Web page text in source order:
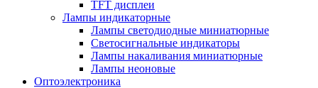
TFT дисплеи
Лампы индикаторные
Лампы светодиодные миниатюрные
Светосигнальные индикаторы
Лампы накаливания миниатюрные
Лампы неоновые
Оптоэлектроника